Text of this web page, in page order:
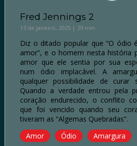
Fred Jennings 2
13 de janeiro, 2025 | 29 min
Diz o ditado popular que “O ódio
amor”, e o homem nesta história
amor que ele sentia por sua
num ódio implacável. A
qualquer possibilidade de curar
Quando a verdade entrou pela
coração endurecido, o conflito
que foi vencido quando seu
tiveram as “Algemas Quebradas”.
Amor
Ódio Amargura